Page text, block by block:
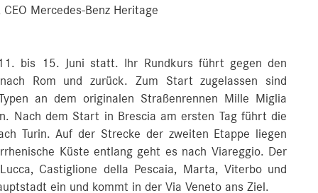
Mercedes-Benz Heritage
bis 15. Juni statt. Ihr Rundkurs führt gegen den
Rom und zurück. Zum Start zugelassen sind
an dem originalen Straßenrennen Mille Miglia
Nach dem Start in Brescia am ersten Tag führt die
Turin. Auf der Strecke der zweiten Etappe liegen
Küste entlang geht es nach Viareggio. Der
Castiglione della Pescaia, Marta, Viterbo und
ein und kommt in der Via Veneto ans Ziel.